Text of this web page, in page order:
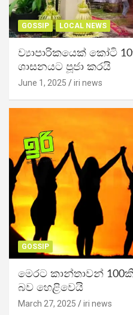
GOSSIP LOCAL NEWS
ව්‍යාපාරිකයෙක් කෝටි
ශාසනයට පූජා කරයි
June 1, 2025 iri news
GOSSIP
මෙරට කාන්තාවන්
බව හෙළිවෙයි
March 27, 2025 iri news